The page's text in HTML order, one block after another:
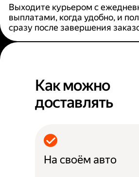
Выходите курьером с
выплатами, когда удобно, и
сразу после завершения
Как можно
доставлять
На своём авто